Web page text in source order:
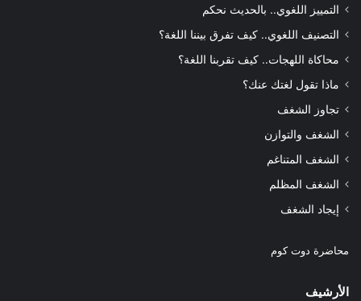
التمييز اللغوي.. بالحديث نحكم
التصنيف اللغوي.. كيف تفرق بيننا اللغة؟
محاكاة اللهجات.. كيف تقربنا اللغة؟
ماذا تقول لغتك عنك؟
تجاوز الشغف
الشغف والتوازن
الشغف المتناغم
الشغف المظلم
إيجاد الشغف
محاضرة دوت كوم
الأرشيف